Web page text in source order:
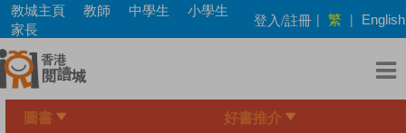
Skip
main
content
教城主頁 教師 中學生
小學生
家長
登入/註冊 | 繁 | English
圖書 好書推介